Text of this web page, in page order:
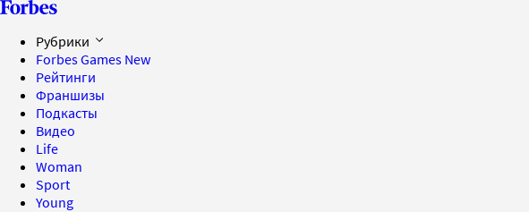
Рубрики
Forbes Games New
Рейтинги
Франшизы
Подкасты
Видео
Life
Woman
Sport
Young